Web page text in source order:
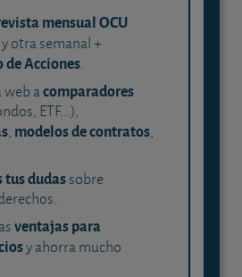
mensual OCU
y otra semanal +
Acciones.
web acomparadores
ETF...),
, modelos de contratos,
tus dudassobre
ventajas para
y ahorra mucho